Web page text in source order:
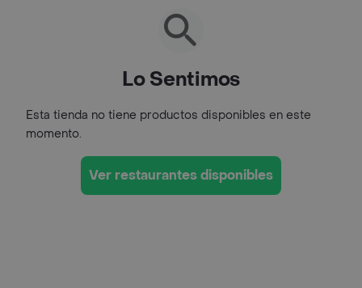
Lo Sentimos
Esta tienda no tiene productos disponibles en este
momento.
Ver restaurantes disponibles